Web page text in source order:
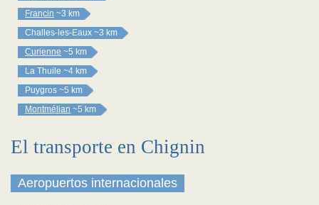
Francin ~3 km
Challes-les-Eaux ~3 km
Curienne ~5 km
La Thuile ~4 km
Puygros ~5 km
Montmélian ~5 km
El transporte en Chignin
Aeropuertos internacionales